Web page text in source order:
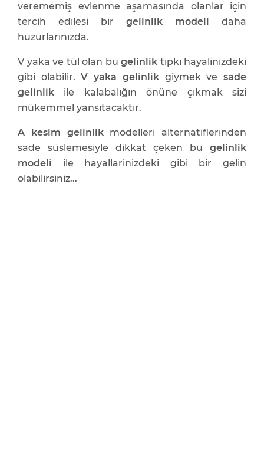
verememiş evlenme aşamasında olanlar için
tercih edilesi bir gelinlik modeli daha
huzurlarınızda.
V yaka ve tül olan bu gelinlik tıpkı hayalinizdeki
gibi olabilir.V yaka gelinlikgiymek vesade
gelinlik ile kalabalığın önüne çıkmak sizi
mükemmel yansıtacaktır.
A kesim gelinlikmodelleri alternatiflerinden
sade süslemesiyle dikkat çeken bu gelinlik
modeli ile hayallarinizdeki gibi bir gelin
olabilirsiniz...